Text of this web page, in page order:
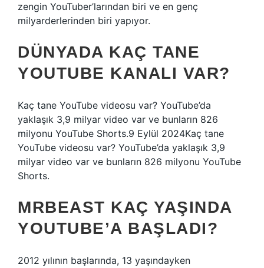
zengin YouTuber’larından biri ve en genç
milyarderlerinden biri yapıyor.
DÜNYADA KAÇ TANE
YOUTUBE KANALI VAR?
Kaç tane YouTube videosu var? YouTube’da
yaklaşık 3,9 milyar video var ve bunların 826
milyonu YouTube Shorts.9 Eylül 2024Kaç tane
YouTube videosu var? YouTube’da yaklaşık 3,9
milyar video var ve bunların 826 milyonu YouTube
Shorts.
MRBEAST KAÇ YAŞINDA
YOUTUBE’A BAŞLADI?
2012 yılının başlarında, 13 yaşındayken